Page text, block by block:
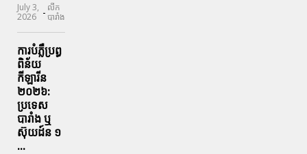
July 3,
2026 - លីក
បារាំង
ការបំភ្លឺប្រព្ធ​
ពិន័យ​
កីឡារីន​
២០២៦:
ប្រទេស​
បារាំង​ ឬ​
ស៊ុយដ៍ន​ ១
...